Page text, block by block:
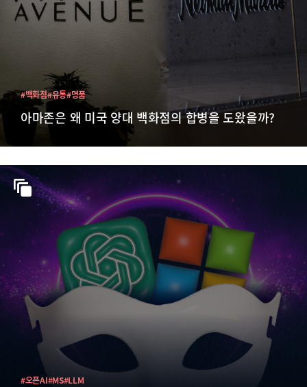
아마존은 왜 미국 양대 백화점의 합병을 도왔을까?
#백화점#유통#명품
#오픈AI#MS#LLM